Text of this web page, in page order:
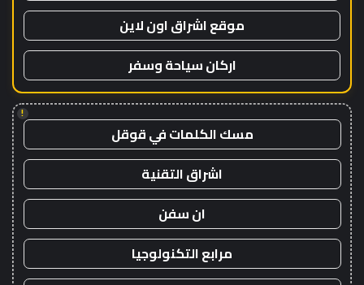
موقع اشراق اون لاين
اركان سياحة وسفر
!
مسك الكلمات في قوقل
اشراق التقنية
ان سفن
مرابع التكنولوجيا